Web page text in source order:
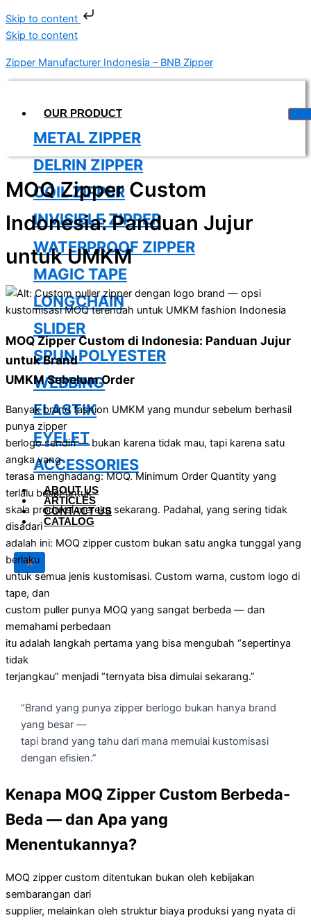
Skip to content
Skip to content
Zipper Manufacturer Indonesia – BNB Zipper
OUR PRODUCT
METAL ZIPPER
DELRIN ZIPPER
COIL ZIPPER
INVISIBLE ZIPPER
WATERPROOF ZIPPER
MAGIC TAPE
LONGCHAIN
SLIDER
SPUN POLYESTER
WEBBING
ELASTIK
EYELET
ACCESSORIES
ABOUT US
ARTICLES
CONTACT US
CATALOG
X
MOQ Zipper Custom
Indonesia: Panduan Jujur
untuk UMKM
MOQ Zipper Custom di Indonesia: Panduan Jujur
untuk Brand
UMKM Sebelum Order
Banyak brand fashion UMKM yang mundur sebelum berhasil
punya zipper
berlogo sendiri — bukan karena tidak mau, tapi karena satu
angka yang
terasa menghadang: MOQ. Minimum Order Quantity yang
terlalu besar untuk
skala produksi mereka sekarang. Padahal, yang sering tidak
disadari
adalah ini: MOQ zipper custom bukan satu angka tunggal yang
berlaku
untuk semua jenis kustomisasi. Custom warna, custom logo di
tape, dan
custom puller punya MOQ yang sangat berbeda — dan
memahami perbedaan
itu adalah langkah pertama yang bisa mengubah “sepertinya
tidak
terjangkau” menjadi “ternyata bisa dimulai sekarang.”
“Brand yang punya zipper berlogo bukan hanya brand
yang besar —
tapi brand yang tahu dari mana memulai kustomisasi
dengan efisien.”
Kenapa MOQ Zipper Custom Berbeda-
Beda — dan Apa yang
Menentukannya?
MOQ zipper custom ditentukan bukan oleh kebijakan
sembarangan dari
supplier, melainkan oleh struktur biaya produksi yang nyata di